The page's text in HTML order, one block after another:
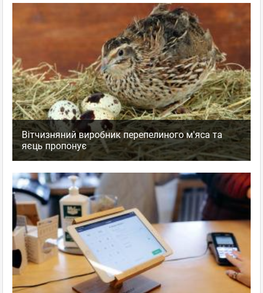
Вітчизняний виробник перепелиного м'яса та
яєць пропонує